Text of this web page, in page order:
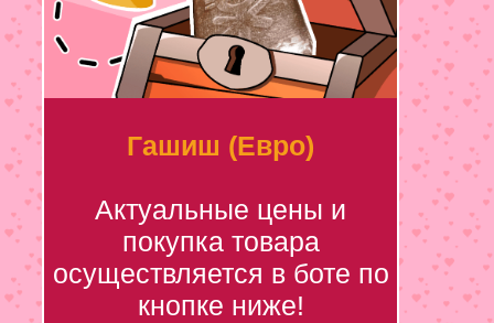
Гашиш (Евро)
Актуальные цены и
покупка товара
осуществляется в боте по
кнопке ниже!